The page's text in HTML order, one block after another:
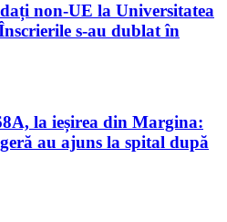
non-UE la Universitatea
s-au dublat în
la ieșirea din Margina:
au ajuns la spital după